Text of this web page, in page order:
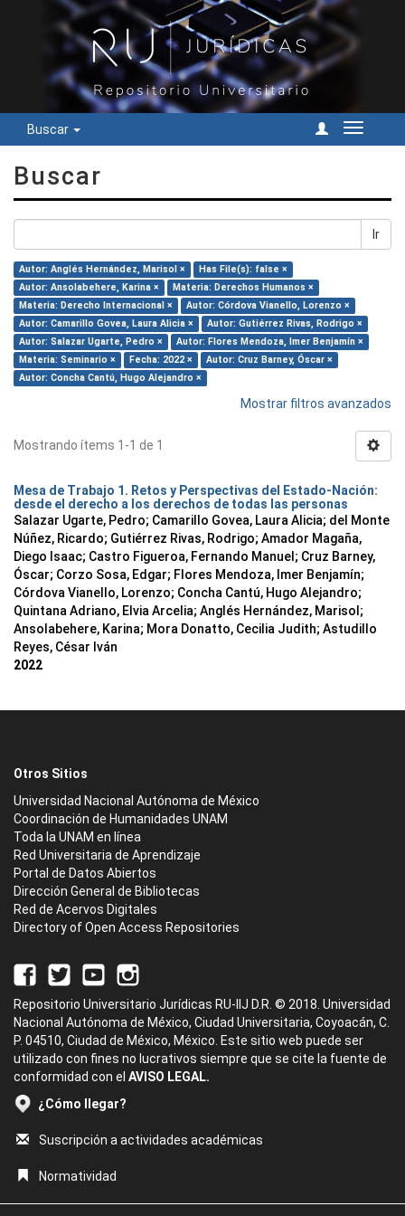
Buscar
Cambiar
Buscar
Ir
Autor: Anglés Hernández, Marisol ×
Has File(s): false ×
Autor: Ansolabehere, Karina ×
Materia: Derechos Humanos ×
Materia: Derecho Internacional ×
Autor: Córdova Vianello, Lorenzo ×
Autor: Camarillo Govea, Laura Alicia ×
Autor: Gutiérrez Rivas, Rodrigo ×
Autor: Salazar Ugarte, Pedro ×
Autor: Flores Mendoza, Imer Benjamín ×
Materia: Seminario ×
Fecha: 2022 ×
Autor: Cruz Barney, Óscar ×
Autor: Concha Cantú, Hugo Alejandro ×
Mostrar filtros avanzados
Mostrando ítems 1-1 de 1
Mesa de Trabajo 1. Retos y Perspectivas del Estado-Nación:
desde el derecho a los derechos de todas las personas
Salazar Ugarte, Pedro; Camarillo Govea, Laura Alicia; del Monte
Núñez, Ricardo; Gutiérrez Rivas, Rodrigo; Amador Magaña,
Diego Isaac; Castro Figueroa, Fernando Manuel ; Cruz Barney,
Óscar; Corzo Sosa, Edgar; Flores Mendoza, Imer Benjamín;
Córdova Vianello, Lorenzo; Concha Cantú, Hugo Alejandro;
Quintana Adriano, Elvia Arcelia; Anglés Hernández, Marisol ;
Ansolabehere, Karina; Mora Donatto, Cecilia Judith; Astudillo
Reyes, César Iván
2022
Otros Sitios
Universidad Nacional Autónoma de México
Coordinación de Humanidades UNAM
Toda la UNAM en línea
Red Universitaria de Aprendizaje
Portal de Datos Abiertos
Dirección General de Bibliotecas
Red de Acervos Digitales
Directory of Open Access Repositories
Repositorio Universitario Jurídicas RU-IIJ D.R. © 2018. Universidad
Nacional Autónoma de México, Ciudad Universitaria, Coyoacán, C.
P. 04510, Ciudad de México, México. Este sitio web puede ser
utilizado con fines no lucrativos siempre que se cite la fuente de
conformidad con el AVISO LEGAL.
¿Cómo llegar?
Suscripción a actividades académicas
Normatividad